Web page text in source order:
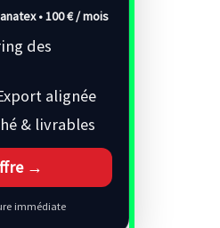
•100 € / mois
des
alignée
& livrables
→
immédiate